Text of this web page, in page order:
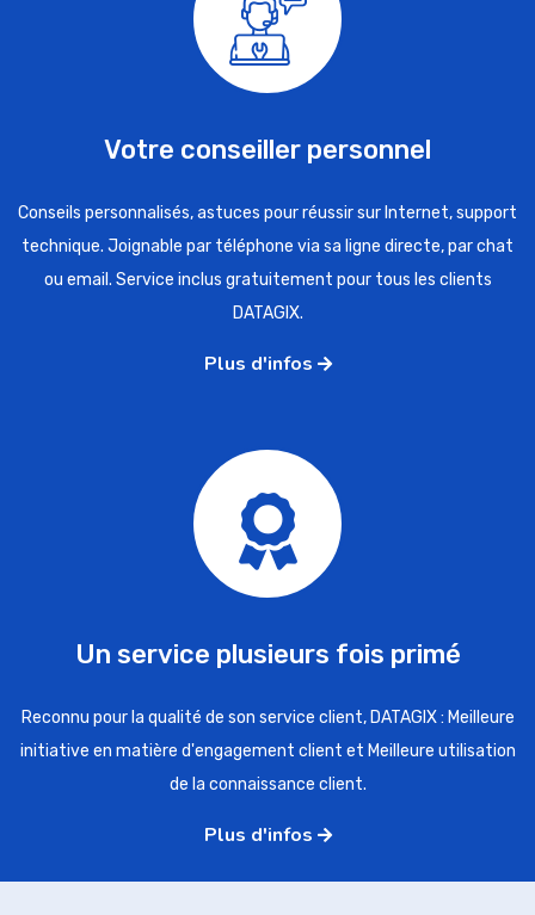
Votre conseiller personnel
Conseils personnalisés, astuces pour réussir sur Internet, support
technique. Joignable par téléphone via sa ligne directe, par chat
ou email. Service inclus gratuitement pour tous les clients
DATAGIX.
Plus d'infos
Un service plusieurs fois primé
Reconnu pour la qualité de son service client, DATAGIX : Meilleure
initiative en matière d'engagement client et Meilleure utilisation
de la connaissance client.
Plus d'infos